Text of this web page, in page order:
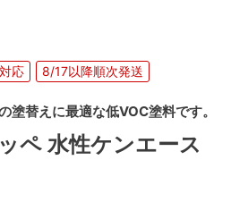
応 8/17以降順次発送
塗替えに最適な低VOC塗料です。
ペ 水性ケンエース